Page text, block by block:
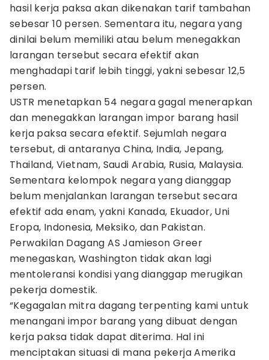
hasil kerja paksa akan dikenakan tarif tambahan
sebesar 10 persen. Sementara itu, negara yang
dinilai belum memiliki atau belum menegakkan
larangan tersebut secara efektif akan
menghadapi tarif lebih tinggi, yakni sebesar 12,5
persen.
USTR menetapkan 54 negara gagal menerapkan
dan menegakkan larangan impor barang hasil
kerja paksa secara efektif. Sejumlah negara
tersebut, di antaranya China, India, Jepang,
Thailand, Vietnam, Saudi Arabia, Rusia, Malaysia.
Sementara kelompok negara yang dianggap
belum menjalankan larangan tersebut secara
efektif ada enam, yakni Kanada, Ekuador, Uni
Eropa, Indonesia, Meksiko, dan Pakistan.
Perwakilan Dagang AS Jamieson Greer
menegaskan, Washington tidak akan lagi
mentoleransi kondisi yang dianggap merugikan
pekerja domestik.
“Kegagalan mitra dagang terpenting kami untuk
menangani impor barang yang dibuat dengan
kerja paksa tidak dapat diterima. Hal ini
menciptakan situasi di mana pekerja Amerika